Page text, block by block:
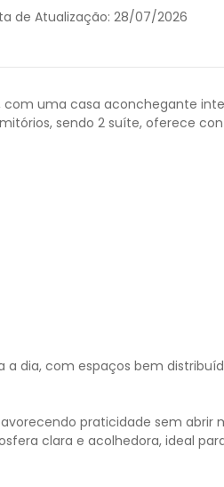
de Atualização:28/07/2026
com uma casa aconchegante
sendo 2 suíte, oferece
dia, com espaços bem
praticidade sem abrir
clara e acolhedora, ideal